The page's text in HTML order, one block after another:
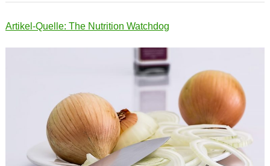
Artikel-Quelle: The Nutrition Watchdog